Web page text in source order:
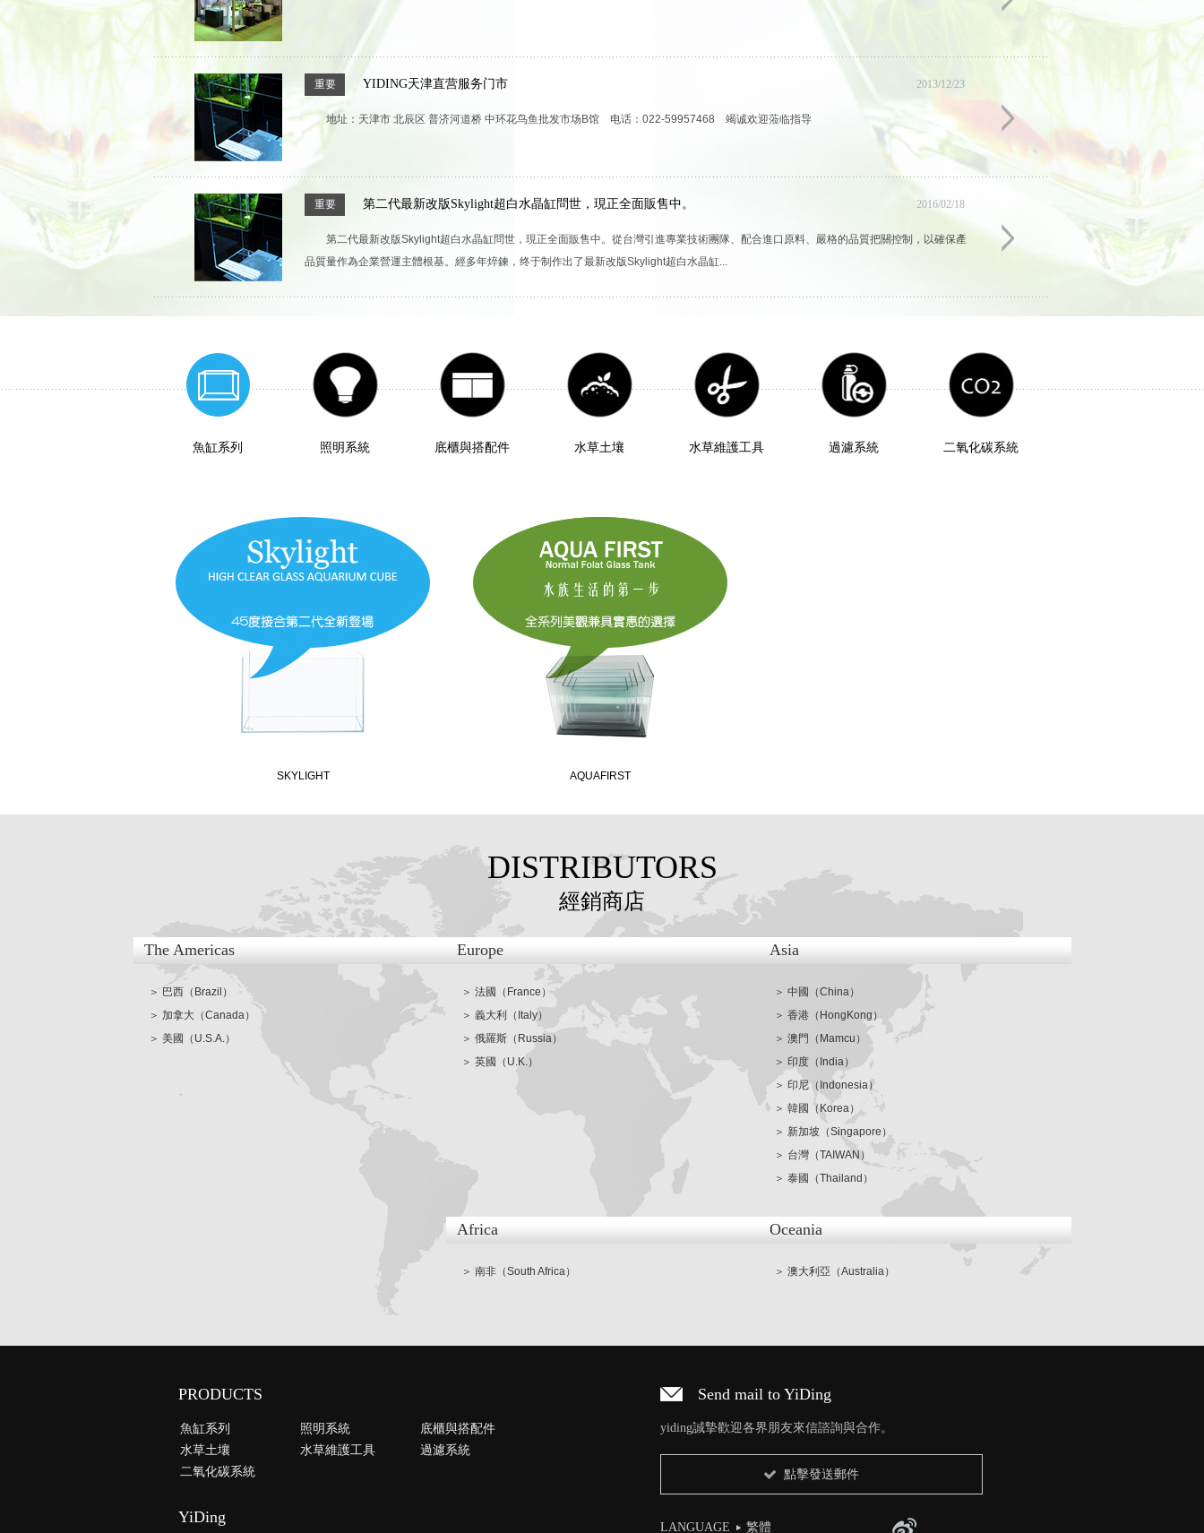
重要 YIDING天津直营服务门市 2013/12/23
地址：天津市 北辰区 普济河道桥 中环花鸟鱼批发市场B馆 电话：022-59957468 竭诚欢迎蒞临指导
重要 第二代最新改版Skylight超白水晶缸問世，現正全面販售中。 2016/02/18
第二代最新改版Skylight超白水晶缸問世，現正全面販售中。從台灣引進專業技術團隊、配合進口原料、嚴格的品質把關控制，以確保產
品質量作為企業營運主體根基。經多年焠鍊，终于制作出了最新改版Skylight超白水晶缸...
魚缸系列 照明系統 底櫃與搭配件 水草土壤 水草維護工具 過濾系統 二氧化碳系統
SKYLIGHT AQUAFIRST
DISTRIBUTORS
經銷商店
The Americas
＞ 巴西（Brazil）
＞ 加拿大（Canada）
＞ 美國（U.S.A.）
Europe
＞ 法國（France）
＞ 義大利（Italy）
＞ 俄羅斯（Russia）
＞ 英國（U.K.）
Asia
＞ 中國（China）
＞ 香港（HongKong）
＞ 澳門（Mamcu）
＞ 印度（India）
＞ 印尼（Indonesia）
＞ 韓國（Korea）
＞ 新加坡（Singapore）
＞ 台灣（TAIWAN）
＞ 泰國（Thailand）
Oceania
＞ 澳大利亞（Australia）
Africa
＞ 南非（South Africa）
PRODUCTS
魚缸系列 照明系統
底櫃與搭配件
水草土壤
水草維護工具
過濾系統
二氧化碳系統
YiDing
Send mail to YiDing
yiding誠摯歡迎各界朋友來信諮詢與合作。
點擊發送郵件
LANGUAGE 繁體